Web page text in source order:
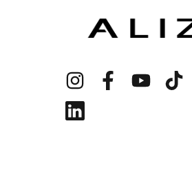
Cupom 1a compra: